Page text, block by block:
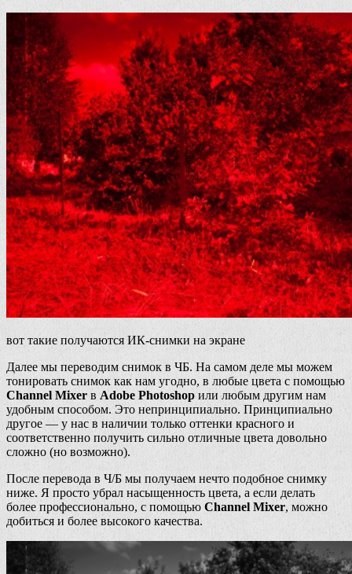
вот такие получаются ИК-снимки на экране
Далее мы переводим снимок в ЧБ. На самом деле мы можем
тонировать снимок как нам угодно, в любые цвета с помощью
Channel Mixer в Adobe Photoshop или любым другим нам
удобным способом. Это непринципиально. Принципиально
другое — у нас в наличии только оттенки красного и
соответственно получить сильно отличные цвета довольно
сложно (но возможно).
После перевода в Ч/Б мы получаем нечто подобное снимку
ниже. Я просто убрал насыщенность цвета, а если делать
более профессионально, с помощью Channel Mixer, можно
добиться и более высокого качества.